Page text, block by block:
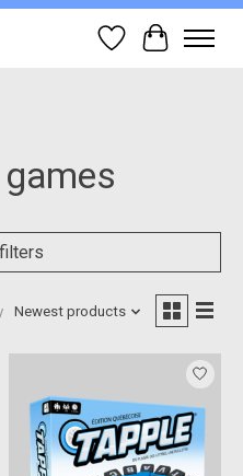
Wish List
Cart
Newest products